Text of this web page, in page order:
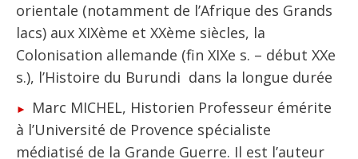
orientale (notamment de l’Afrique des Grands
lacs) aux XIXème et XXème siècles, la
Colonisation allemande (fin XIXe s. – début XXe
s.), l’Histoire du Burundi dans la longue durée
Marc MICHEL, Historien Professeur émérite
à l’Université de Provence spécialiste
médiatisé de la Grande Guerre. Il est l’auteur